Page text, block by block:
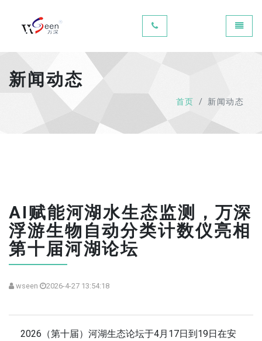
Universal - go to homepage
新闻动态
首页 新闻动态
AI赋能河湖水生态监测，万深
浮游生物自动分类计数仪亮相
第十届河湖论坛
wseen 2026-4-27 13:54:18
2026（第十届）河湖生态论坛于4月17日到19日在安